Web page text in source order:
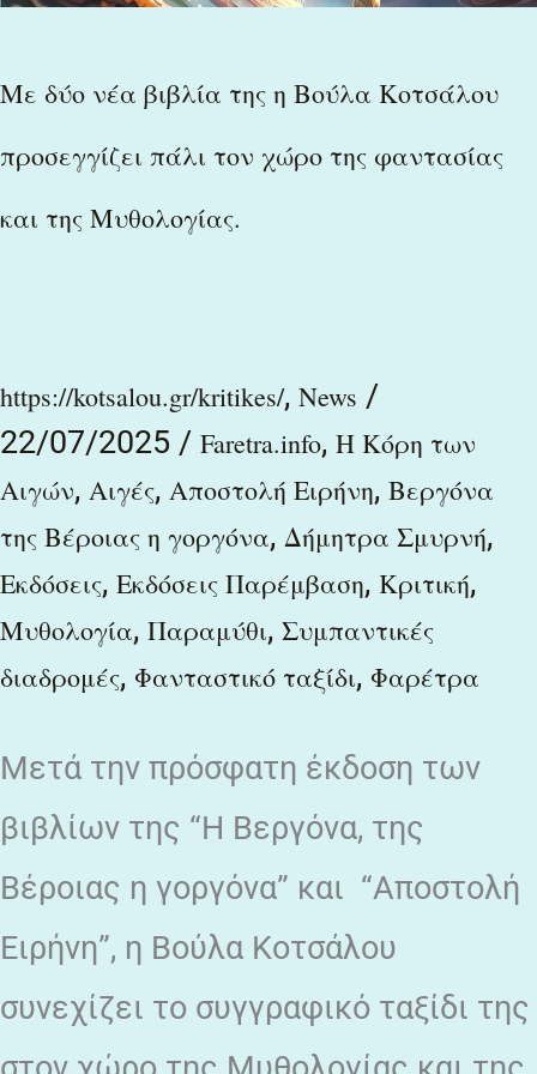
Με δύο νέα βιβλία της η Βούλα Κοτσάλου
προσεγγίζει πάλι τον χώρο της φαντασίας
και της Μυθολογίας.
https://kotsalou.gr/kritikes/, News /
22/07/2025 / Faretra.info, H Κόρη των
Αιγών, Αιγές, Αποστολή Ειρήνη, Βεργόνα
της Βέροιας η γοργόνα, Δήμητρα Σμυρνή,
Εκδόσεις, Εκδόσεις Παρέμβαση, Κριτική,
Μυθολογία, Παραμύθι, Συμπαντικές
διαδρομές, Φανταστικό ταξίδι, Φαρέτρα
Μετά την πρόσφατη έκδοση των
βιβλίων της “Η Βεργόνα, της
Βέροιας η γοργόνα” και “Αποστολή
Ειρήνη”, η Βούλα Κοτσάλου
συνεχίζει το συγγραφικό ταξίδι της